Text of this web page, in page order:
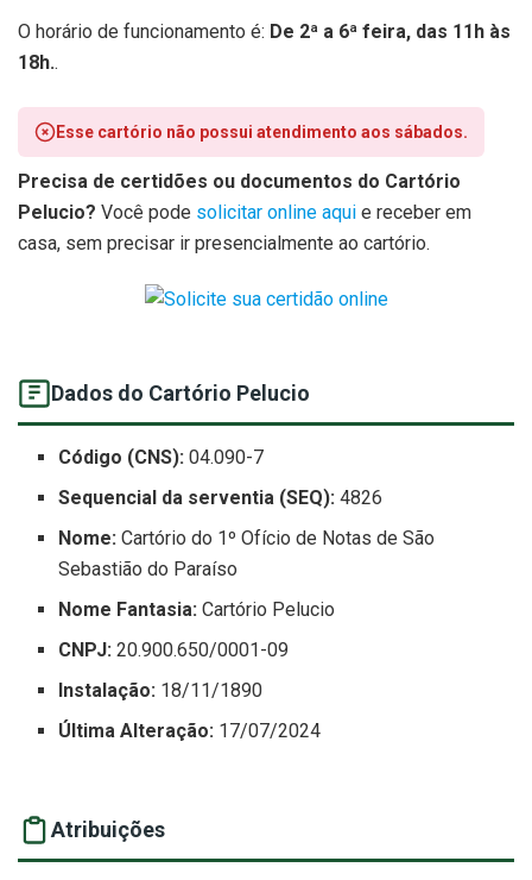
O horário de funcionamento é: De 2ª a 6ª feira, das 11h às
18h..
Esse cartório não possui atendimento aos sábados.
Precisa de certidões ou documentos do Cartório
Pelucio? Você pode solicitar online aqui e receber em
casa, sem precisar ir presencialmente ao cartório.
Dados do Cartório Pelucio
Código (CNS): 04.090-7
Sequencial da serventia (SEQ): 4826
Nome: Cartório do 1º Ofício de Notas de São
Sebastião do Paraíso
Nome Fantasia: Cartório Pelucio
CNPJ: 20.900.650/0001-09
Instalação: 18/11/1890
Última Alteração: 17/07/2024
Atribuições